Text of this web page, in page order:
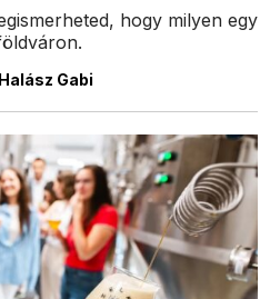
hogy milyen egy
Halász Gabi